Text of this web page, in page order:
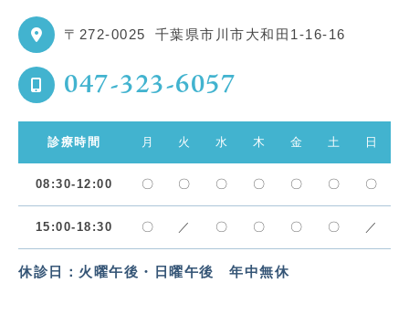
〒272-0025 千葉県市川市大和田1-16-16
047-323-6057
診療時間 月 火 水 木 金 土 日
08:30-12:00 〇 〇 〇 〇 〇 〇 〇
15:00-18:30 〇 ／ 〇 〇 〇 〇 ／
休診日：火曜午後・日曜午後 年中無休